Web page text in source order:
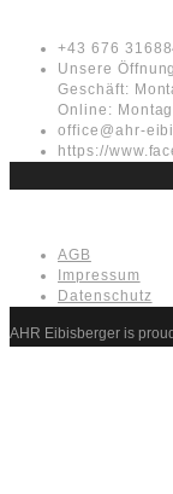
+43 676
Unsere
Geschäft:
Online:
office@ahr-
https://
AGB
Impressum
Datenschutz
AHR Eibisberger is